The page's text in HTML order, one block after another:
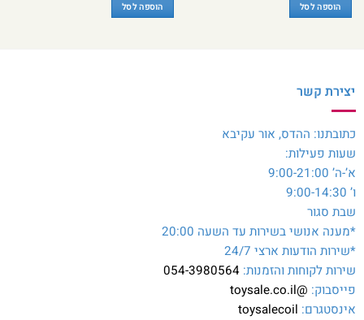
הוספה לסל הוספה לסל
יצירת קשר
כתובתנו: ההדס, אור עקיבא
שעות פעילות:
א’-ה’ 9:00-21:00
ו’ 9:00-14:30
שבת סגור
*מענה אנושי בשירות עד השעה 20:00
*שירות הודעות ארצי 24/7
שירות לקוחות והזמנות: 054-3980564
פייסבוק: @toysale.co.il
אינסטגרם: toysalecoil